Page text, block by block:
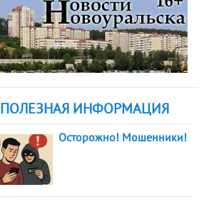
ПОЛЕЗНАЯ ИНФОРМАЦИЯ
Осторожно! Мошенники!